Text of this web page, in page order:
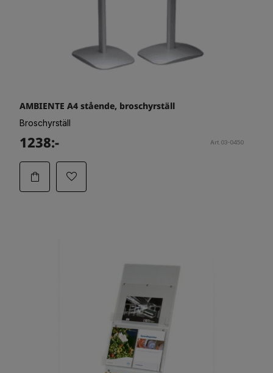
AMBIENTE A4 stående, broschyrställ
Broschyrställ
1238:- Art.03-0450